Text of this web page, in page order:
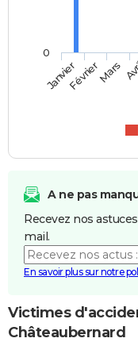
JanvierFévrierMars
0
A ne pas
Recevez nos
mail.
En savoir plus sur notre
Victimes
Châteaubernard